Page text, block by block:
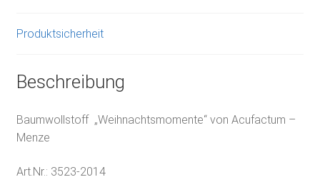
Produktsicherheit
Beschreibung
Baumwollstoff „Weihnachtsmomente“ von Acufactum –
Menze
Art.Nr.: 3523-2014